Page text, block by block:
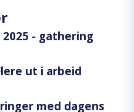
- gathering
ut i arbeid
med dagens